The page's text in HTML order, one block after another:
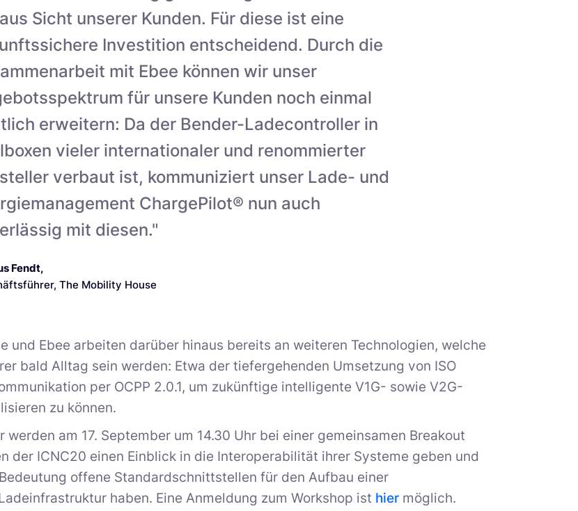
Sicht unserer Kunden. Für diese ist eine
Investition entscheidend. Durch die
mit Ebee können wir unser
für unsere Kunden noch einmal
erweitern: Da der Bender-Ladecontroller in
vieler internationaler und renommierter
verbaut ist, kommuniziert unser Lade- und
ChargePilot® nun auch
mit diesen."
Fendt,
The Mobility House
und Ebee arbeiten darüber hinaus bereits an weiteren Technologien, welche
bald Alltag sein werden: Etwa der tiefergehenden Umsetzung von ISO
per OCPP 2.0.1, um zukünftige intelligente V1G- sowie V2G-
zu können.
werden am 17. September um 14.30 Uhr bei einer gemeinsamen Breakout
der ICNC20 einen Einblick in die Interoperabilität ihrer Systeme geben und
offene Standardschnittstellen für den Aufbau einer
haben. Eine Anmeldung zum Workshop ist hier möglich.